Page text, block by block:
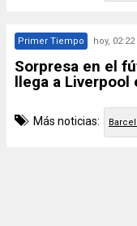
Primer Tiempo hoy,
Sorpresa en el
llega a Liverpool
Más noticias: